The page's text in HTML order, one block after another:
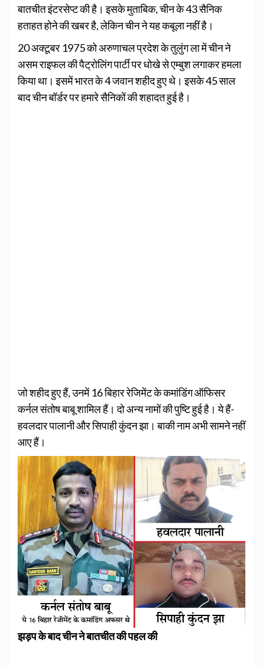
बातचीत इंटरसेप्ट की है। इसके मुताबिक, चीन के 43 सैनिक
हताहत होने की खबर है, लेकिन चीन ने यह कबूला नहीं है।
20 अक्टूबर 1975 को अरुणाचल प्रदेश के तुलुंग ला में चीन ने
असम राइफल की पैट्रोलिंग पार्टी पर धोखे से एम्बुश लगाकर हमला
किया था। इसमें भारत के 4 जवान शहीद हुए थे। इसके 45 साल
बाद चीन बॉर्डर पर हमारे सैनिकों की शहादत हुई है।
जो शहीद हुए हैं, उनमें 16 बिहार रेजिमेंट के कमांडिंग ऑफिसर
कर्नल संतोष बाबू शामिल हैं। दो अन्य नामों की पुष्टि हुई है। ये हैं-
हवलदार पालानी और सिपाही कुंदन झा। बाकी नाम अभी सामने नहीं
आए हैं।
झड़प के बाद चीन ने बातचीत की पहल की